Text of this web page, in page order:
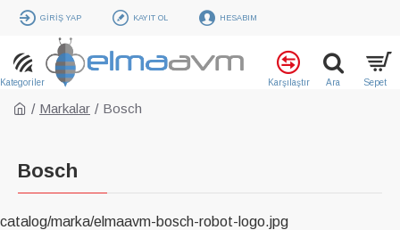
GIRIŞ YAP KAYIT OL HESABIM
Markalar Bosch
Bosch
catalog/marka/elmaavm-bosch-robot-logo.jpg